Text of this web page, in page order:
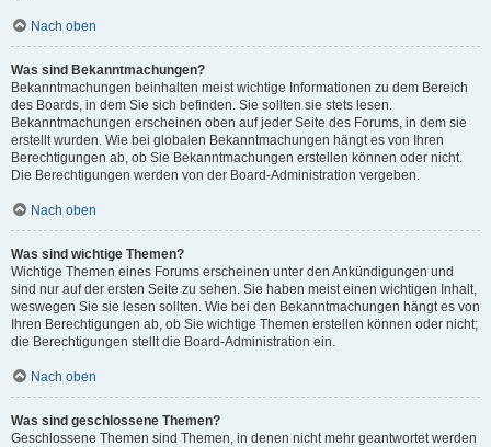
Nach oben
Was sind Bekanntmachungen?
Bekanntmachungen beinhalten meist wichtige Informationen zu dem Bereich
des Boards, in dem Sie sich befinden. Sie sollten sie stets lesen.
Bekanntmachungen erscheinen oben auf jeder Seite des Forums, in dem sie
erstellt wurden. Wie bei globalen Bekanntmachungen hängt es von Ihren
Berechtigungen ab, ob Sie Bekanntmachungen erstellen können oder nicht.
Die Berechtigungen werden von der Board-Administration vergeben.
Nach oben
Was sind wichtige Themen?
Wichtige Themen eines Forums erscheinen unter den Ankündigungen und
sind nur auf der ersten Seite zu sehen. Sie haben meist einen wichtigen Inhalt,
weswegen Sie sie lesen sollten. Wie bei den Bekanntmachungen hängt es von
Ihren Berechtigungen ab, ob Sie wichtige Themen erstellen können oder nicht;
die Berechtigungen stellt die Board-Administration ein.
Nach oben
Was sind geschlossene Themen?
Geschlossene Themen sind Themen, in denen nicht mehr geantwortet werden